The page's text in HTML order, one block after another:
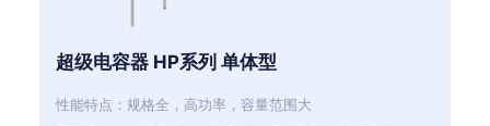
超级电容器 HP系列 单体型
性能特点：规格全，高功率，容量范围大